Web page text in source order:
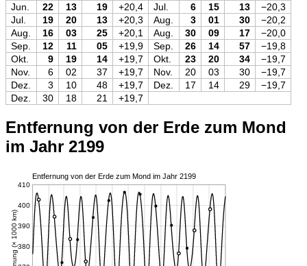
Jun.
22 13 19 +20,4 Jul. 6 15 13
−20,3
Jul.
19 20 13 +20,3 Aug. 3 01 30
−20,2
Aug.
16 03 25 +20,1 Aug. 30 09 17
−20,0
Sep.
12 11 05 +19,9 Sep. 26 14 57
−19,8
Okt.
9 19 14 +19,7 Okt. 23 20 34
−19,7
Nov.
6 02 37 +19,7 Nov. 20 03 30
−19,7
Dez.
3 10 48 +19,7 Dez. 17 14 29
−19,7
Dez.
30 18 21 +19,7
Entfernung von der Erde zum Mond
im Jahr 2199